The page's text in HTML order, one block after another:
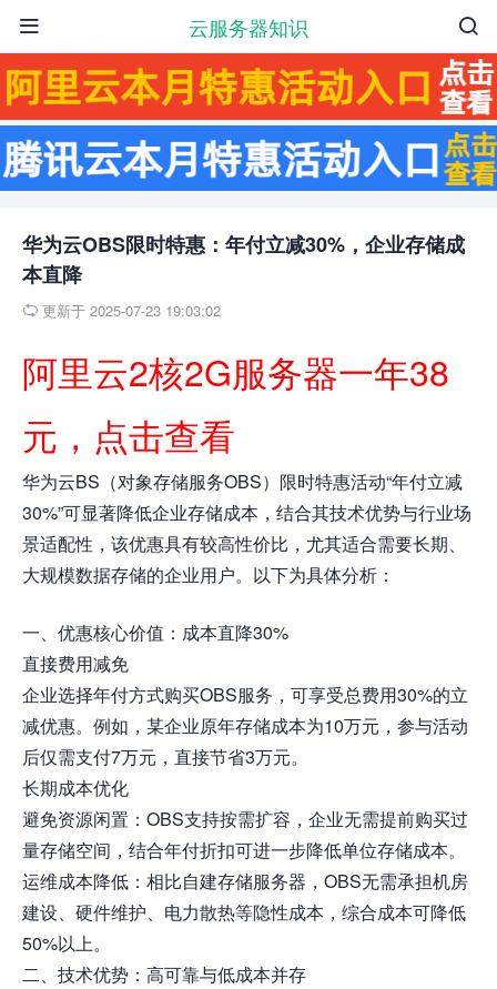
云服务器知识 

华为云OBS限时特惠：年付立减30%，企业存储成
本直降
 更新于 2025-07-23 19:03:02
阿里云2核2G服务器一年38
元，点击查看
华为云BS（对象存储服务OBS）限时特惠活动“年付立减
30%”可显著降低企业存储成本，结合其技术优势与行业场
景适配性，该优惠具有较高性价比，尤其适合需要长期、
大规模数据存储的企业用户。以下为具体分析：
一、优惠核心价值：成本直降30%
直接费用减免
企业选择年付方式购买OBS服务，可享受总费用30%的立
减优惠。例如，某企业原年存储成本为10万元，参与活动
后仅需支付7万元，直接节省3万元。
长期成本优化
避免资源闲置：OBS支持按需扩容，企业无需提前购买过
量存储空间，结合年付折扣可进一步降低单位存储成本。
运维成本降低：相比自建存储服务器，OBS无需承担机房
建设、硬件维护、电力散热等隐性成本，综合成本可降低
50%以上。
二、技术优势：高可靠与低成本并存